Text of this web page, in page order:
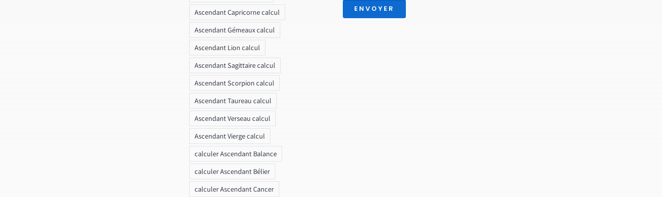
Ascendant Capricorne calcul
Ascendant Gémeaux calcul
Ascendant Lion calcul
Ascendant Sagittaire calcul
Ascendant Scorpion calcul
Ascendant Taureau calcul
Ascendant Verseau calcul
Ascendant Vierge calcul
calculer Ascendant Balance
calculer Ascendant Bélier
calculer Ascendant Cancer
ENVOYER